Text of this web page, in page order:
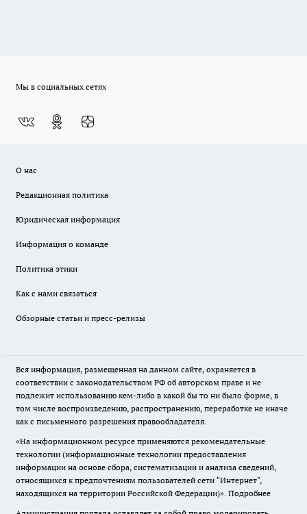
Мы в социальных сетях
О нас
Редакционная политика
Юридическая информация
Информация о команде
Политика этики
Как с нами связаться
Обзорные статьи и пресс-релизы
Вся информация, размещенная на данном сайте, охраняется в
соответствии с законодательством РФ об авторском праве и не
подлежит использованию кем-либо в какой бы то ни было форме, в
том числе воспроизведению, распространению, переработке не иначе
как с письменного разрешения правообладателя.
«На информационном ресурсе применяются рекомендательные
технологии (информационные технологии предоставления
информации на основе сбора, систематизации и анализа сведений,
относящихся к предпочтениям пользователей сети "Интернет",
находящихся на территории Российской Федерации)». Подробнее